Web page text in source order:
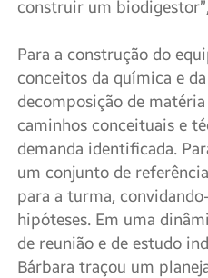
construir um
Para a construção do
conceitos da química e
decomposição de
caminhos conceituais e
demanda identificada.
um conjunto de
para a turma,
hipóteses. Em uma
de reunião e de estudo
Bárbara traçou um